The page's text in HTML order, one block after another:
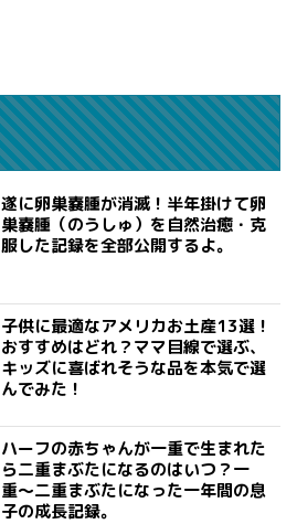
遂に卵巣嚢腫が消滅！半年掛けて卵
巣嚢腫（のうしゅ）を自然治癒・克
服した記録を全部公開するよ。
子供に最適なアメリカお土産13選！
おすすめはどれ？ママ目線で選ぶ、
キッズに喜ばれそうな品を本気で選
んでみた！
ハーフの赤ちゃんが一重で生まれた
ら二重まぶたになるのはいつ？一
重〜二重まぶたになった一年間の息
子の成長記録。